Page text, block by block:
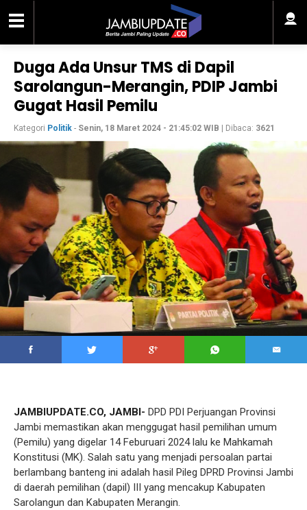
Duga Ada Unsur TMS di Dapil
Sarolangun-Merangin, PDIP Jambi
Gugat Hasil Pemilu
Kategori Politik - Senin, 18 Maret 2024 - 21:45:02 WIB | Dibaca: 3621
JAMBIUPDATE.CO, JAMBI- DPD PDI Perjuangan Provinsi
Jambi memastikan akan menggugat hasil pemilihan umum
(Pemilu) yang digelar 14 Feburuari 2024 lalu ke Mahkamah
Konstitusi (MK). Salah satu yang menjadi persoalan partai
berlambang banteng ini adalah hasil Pileg DPRD Provinsi Jambi
di daerah pemilihan (dapil) III yang mencakup Kabupaten
Sarolangun dan Kabupaten Merangin.